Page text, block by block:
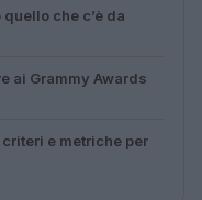
che c’è da
ai Grammy Awards
e metriche per